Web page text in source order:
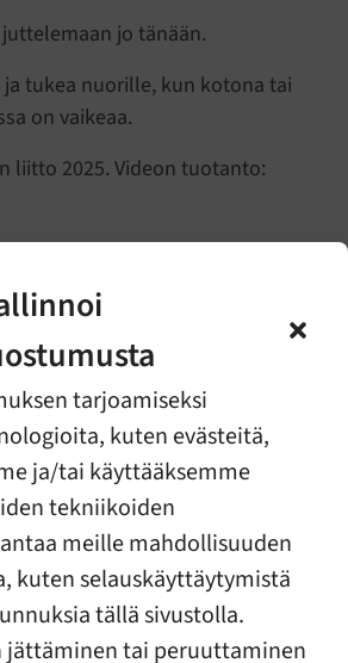
tarjoamiseksi
kuten evästeitä,
ja/tai käyttääksemme
tekniikoiden
meille mahdollisuuden
kuten selauskäyttäytymistä
tällä sivustolla.
jättäminen tai peruuttaminen
jo tänään.
ja tukea nuorille, kun kotona tai
on vaikeaa.
liitto 2025. Videon tuotanto:
tappelu
suunnattu video siitä, kun
ja turvattomalta.